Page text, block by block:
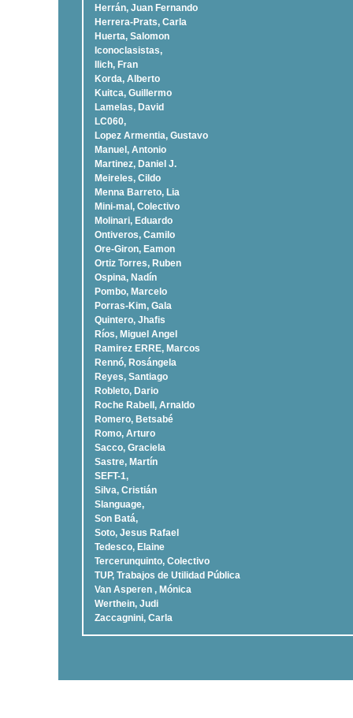
Herrán, Juan Fernando
Herrera-Prats, Carla
Huerta, Salomon
Iconoclasistas,
Ilich, Fran
Korda, Alberto
Kuitca, Guillermo
Lamelas, David
LC060,
Lopez Armentia, Gustavo
Manuel, Antonio
Martinez, Daniel J.
Meireles, Cildo
Menna Barreto, Lia
Mini-mal, Colectivo
Molinari, Eduardo
Ontiveros, Camilo
Ore-Giron, Eamon
Ortiz Torres, Ruben
Ospina, Nadí­n
Pombo, Marcelo
Porras-Kim, Gala
Quintero, Jhafis
Rí­os, Miguel Angel
Ramirez ERRE, Marcos
Rennó, Rosángela
Reyes, Santiago
Robleto, Dario
Roche Rabell, Arnaldo
Romero, Betsabé
Romo, Arturo
Sacco, Graciela
Sastre, Martí­n
SEFT-1,
Silva, Cristián
Slanguage,
Son Batá,
Soto, Jesus Rafael
Tedesco, Elaine
Tercerunquinto, Colectivo
TUP, Trabajos de Utilidad Pública
Van Asperen , Mónica
Werthein, Judi
Zaccagnini, Carla